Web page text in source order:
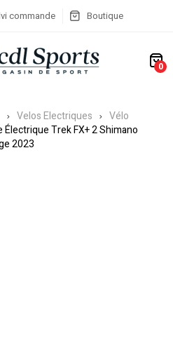
commande Boutique
0
Velos Electriques
Vélo
Électrique Trek FX+ 2 Shimano
2023